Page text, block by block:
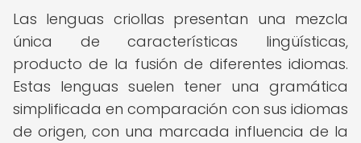
Las lenguas criollas presentan una mezcla
única de características lingüísticas,
producto de la fusión de diferentes idiomas.
Estas lenguas suelen tener una gramática
simplificada en comparación con sus idiomas
de origen, con una marcada influencia de la